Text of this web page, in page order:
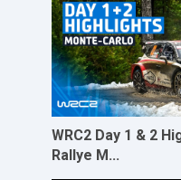
WRC2 Day 1 & 2
Rallye M...